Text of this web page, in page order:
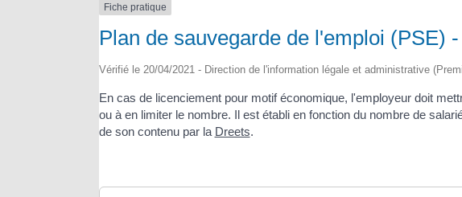
Fiche pratique
Plan de sauvegarde de l'emploi (PSE)
Vérifié le 20/04/2021 - Direction de l'information légale et administrative
En cas de licenciement pour motif économique, l'employeur doit
ou à en limiter le nombre. Il est établi en fonction du nombre de
de son contenu par la Dreets.